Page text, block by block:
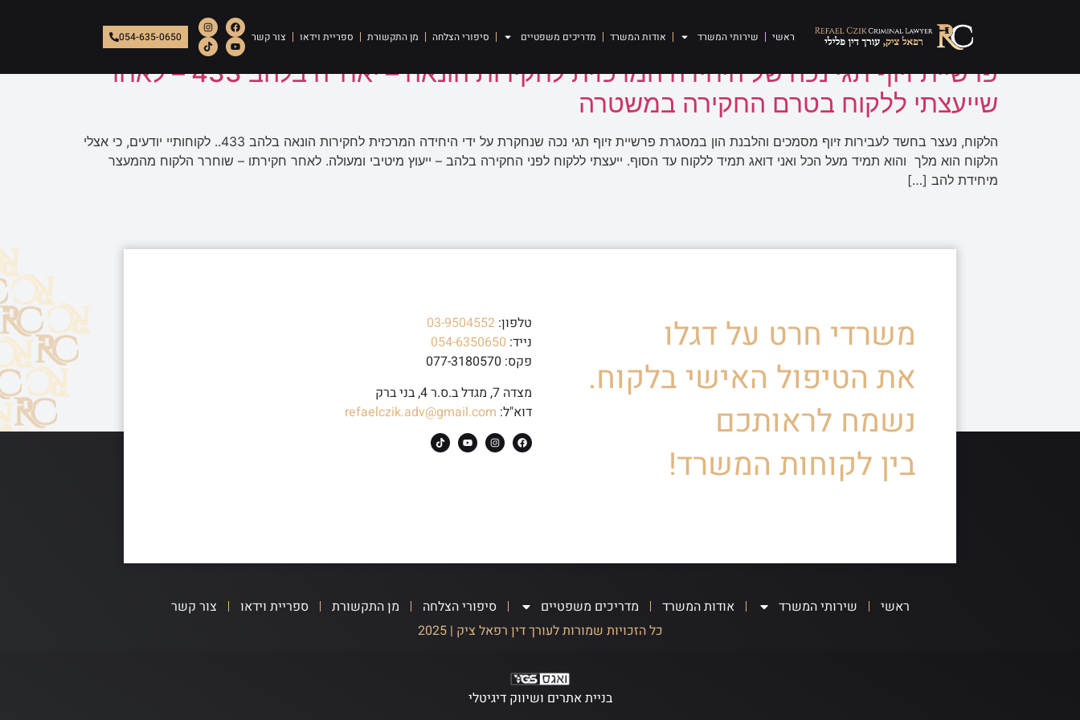
ראשי שירותי המשרד אודות המשרד מדריכים משפטיים סיפורי הצלחה מן התקשורת ספריית וידאו צור קשר 054-635-0650 תגית:להב 433
פרשיית זיוף תגי נכה של היחידה המרכזית לחקירות הונאה – יאח"ה בלהב 433 – לאחר
שייעצתי ללקוח בטרם החקירה במשטרה
הלקוח, נעצר בחשד לעבירות זיוף מסמכים והלבנת הון במסגרת פרשיית זיוף תגי נכה שנחקרת על ידי היחידה המרכזית לחקירות הונאה בלהב 433.. לקוחותיי יודעים, כי אצלי
הלקוח הוא מלך והוא תמיד מעל הכל ואני דואג תמיד ללקוח עד הסוף. ייעצתי ללקוח לפני החקירה בלהב – ייעוץ מיטיבי ומעולה. לאחר חקירתו – שוחרר הלקוח מהמעצר
מיחידת להב […]
משרדי חרט על דגלו
את הטיפול האישי בלקוח.
נשמח לראותכם
בין לקוחות המשרד!
טלפון: 03-9504552
נייד: 054-6350650
פקס: 077-3180570
מצדה 7, מגדל ב.ס.ר 4, בני ברק
דוא"ל: refaelczik.adv@gmail.com
ראשי שירותי המשרד אודות המשרד מדריכים משפטיים סיפורי הצלחה מן התקשורת ספריית וידאו
צור קשר
כל הזכויות שמורות לעורך דין רפאל ציק | 2025
בניית אתרים ושיווק דיגיטלי